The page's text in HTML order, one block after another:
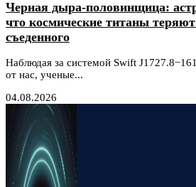
Черная дыра-половинщица:
что космические титаны
съеденного
Наблюдая за системой Swift
от нас, ученые...
04.08.2026